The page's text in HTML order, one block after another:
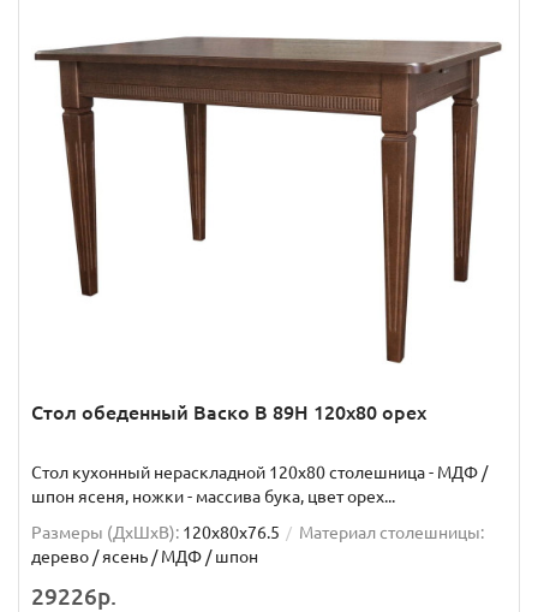
Стол обеденный Васко В 89Н 120х80 орех
Стол кухонный нераскладной 120х80 столешница - МДФ /
шпон ясеня, ножки - массива бука, цвет орех...
Размеры (ДхШxВ): 120х80х76.5
Материал столешницы:
дерево / ясень / МДФ / шпон
29226р.